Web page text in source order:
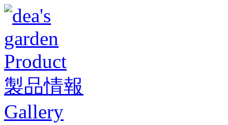
Product
製品情報
Gallery